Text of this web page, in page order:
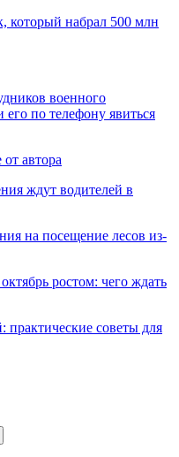
который набрал 500 млн
военного
его по телефону явиться
автора
ждут водителей в
на посещение лесов из-
ростом: чего ждать
практические советы для